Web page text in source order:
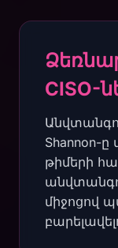
CISO-
Shannon-
թիմերի
միջոցով